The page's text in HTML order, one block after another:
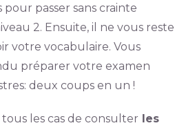
passer sans crainte
2. Ensuite, il ne vous reste
votre vocabulaire. Vous
préparer votre examen
deux coups en un !
tous les cas de consulter les